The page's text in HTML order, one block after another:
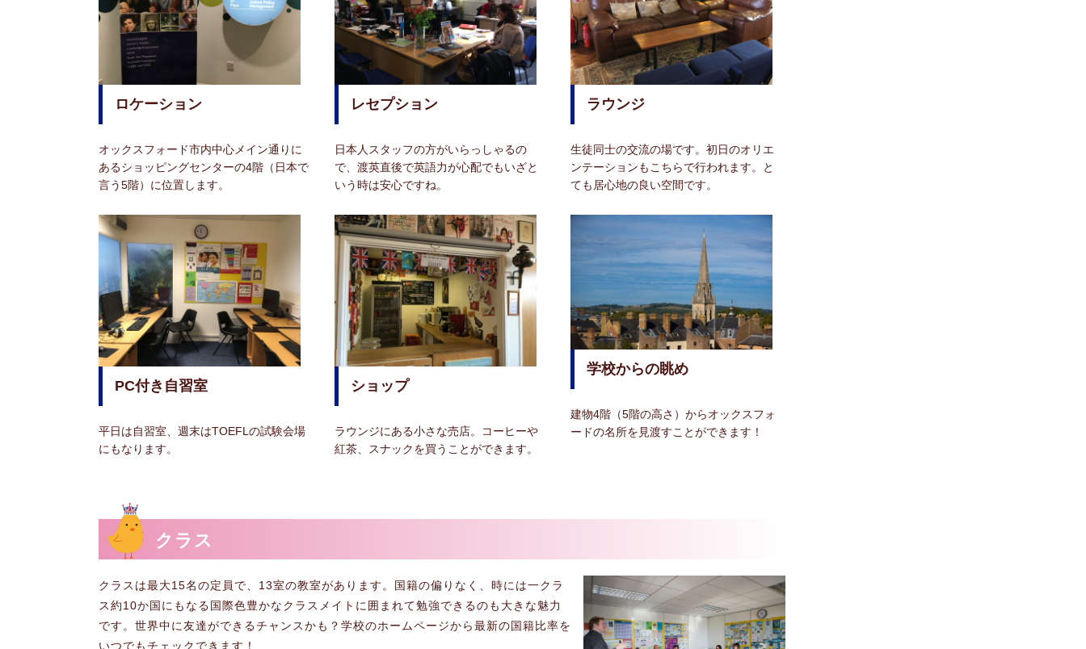
ロケーション
オックスフォード市内中心メイン通りに
あるショッピングセンターの4階（日本で
言う5階）に位置します。
レセプション
日本人スタッフの方がいらっしゃるの
で、渡英直後で英語力が心配でもいざと
いう時は安心ですね。
ラウンジ
生徒同士の交流の場です。初日のオリエ
ンテーションもこちらで行われます。と
ても居心地の良い空間です。
PC付き自習室
平日は自習室、週末はTOEFLの試験会場
にもなります。
ショップ
ラウンジにある小さな売店。コーヒーや
紅茶、スナックを買うことができます。
学校からの眺め
建物4階（5階の高さ）からオックスフォ
ードの名所を見渡すことができます！
クラス
クラスは最大15名の定員で、13室の教室があります。国籍の偏りなく、時には一クラ
ス約10か国にもなる国際色豊かなクラスメイトに囲まれて勉強できるのも大きな魅力
です。世界中に友達ができるチャンスかも？学校のホームページから最新の国籍比率を
いつでもチェックできます！